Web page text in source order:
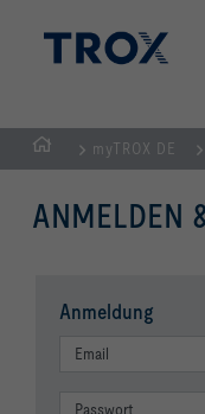
Home
myTROX DE
ANMELDEN
Anmeldung